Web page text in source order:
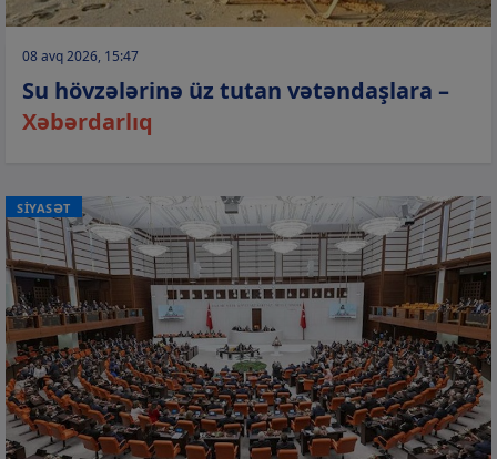
08 avq 2026, 15:47
Su hövzələrinə üz tutan vətəndaşlara –
Xəbərdarlıq
SİYASƏT